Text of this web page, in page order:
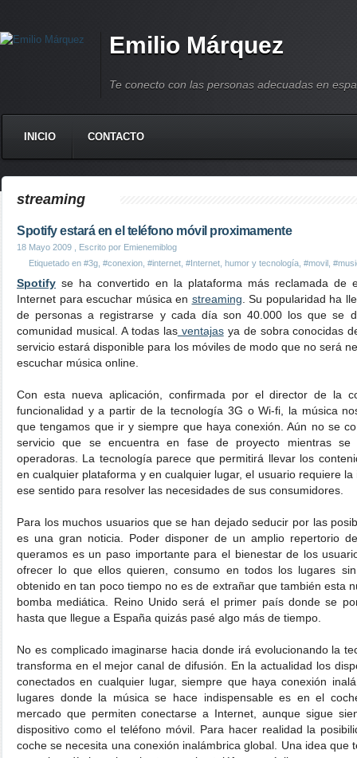
Emilio Márquez
Te conecto con las personas adecuadas en
INICIO CONTACTO
streaming
Spotify estará en el teléfono móvil proximamente
18 Mayo 2009 , Escrito por Emienemiblog
Etiquetado en #3g #conexion #internet #Internet, humor y tecnología #movil
Spotify se ha convertido en la plataforma más reclamada de
Internet para escuchar música en streaming . Su popularidad ha
de personas a registrarse y cada día son 40.000 los que se
comunidad musical. A todas lasventajasya de sobra conocidas
servicio estará disponible para los móviles de modo que no será
escuchar música online.
Con esta nueva aplicación, confirmada por el director de la
funcionalidad y a partir de la tecnología 3G o Wi-fi, la música
que tengamos que ir y siempre que haya conexión. Aún no se
servicio que se encuentra en fase de proyecto mientras
operadoras. La tecnología parece que permitirá llevar los
en cualquier plataforma y en cualquier lugar, el usuario requiere
ese sentido para resolver las necesidades de sus consumidores.
Para los muchos usuarios que se han dejado seducir por las
es una gran noticia. Poder disponer de un amplio repertorio
queramos es un paso importante para el bienestar de los
ofrecer lo que ellos quieren, consumo en todos los lugares
obtenido en tan poco tiempo no es de extrañar que también esta
bomba mediática. Reino Unido será el primer país donde se
hasta que llegue a España quizás pasé algo más de tiempo.
No es complicado imaginarse hacia donde irá evolucionando la
transforma en el mejor canal de difusión. En la actualidad los
conectados en cualquier lugar, siempre que haya conexión
lugares donde la música se hace indispensable es en el
mercado que permiten conectarse a Internet, aunque sigue
dispositivo como el teléfono móvil. Para hacer realidad la
coche se necesita una conexión inalámbrica global. Una idea que